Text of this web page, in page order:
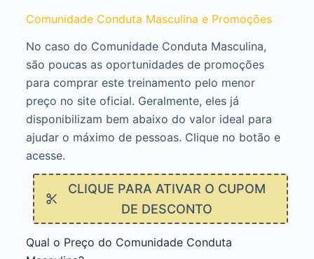
Comunidade Conduta Masculina e Promoções
No caso do Comunidade Conduta Masculina,
são poucas as oportunidades de promoções
para comprar este treinamento pelo menor
preço no site oficial. Geralmente, eles já
disponibilizam bem abaixo do valor ideal para
ajudar o máximo de pessoas. Clique no botão e
acesse.
CLIQUE PARA ATIVAR O CUPOM
DE DESCONTO
Qual o Preço do Comunidade Conduta